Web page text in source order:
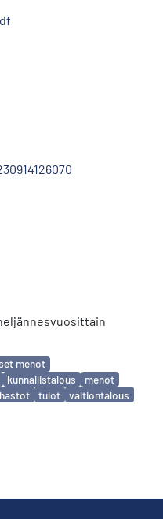
menot
kunnallistalous
menot
tulot
valtiontalous